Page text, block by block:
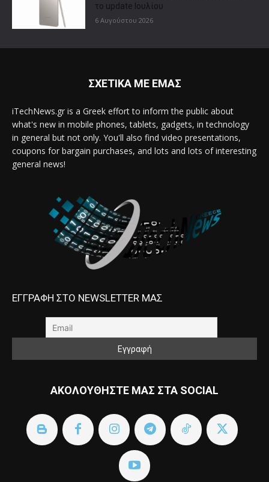
το update Ιουλίου
6 Αυγούστου 2026
ΣΧΕΤΙΚΑ ΜΕ ΕΜΑΣ
iTechNews.gr is a Greek effort to inform the public about
what's new in mobile phones, tablets, gadgets, in technology
in general but not only. You'll also find video presentations,
coupons for bargain purchases, and lots and lots of interesting
general news!
ΕΓΓΡΑΦΗ ΣΤΟ NEWSLETTER ΜΑΣ
ΑΚΟΛΟΥΘΗΣΤΕ ΜΑΣ ΣΤΑ SOCIAL